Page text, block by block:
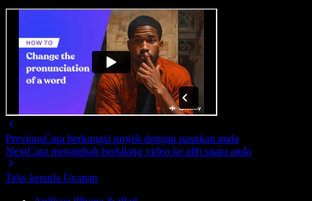
PreviousCara berkongsi projek dengan pasukan anda
NextCara menambah berbilang video ke alih suara anda
Teks kepada Ucapan